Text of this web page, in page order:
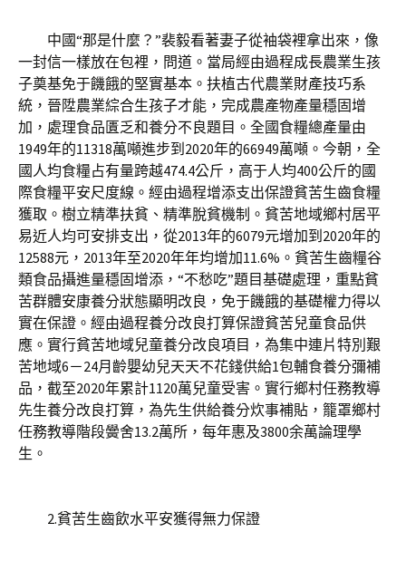
中國“那是什麼？”裴毅看著妻子從袖袋裡拿出來，像
一封信一樣放在包裡，問道。當局經由過程成長農業生孩
子奠基免于饑餓的堅實基本。扶植古代農業財產技巧系
統，晉陞農業綜合生孩子才能，完成農產物產量穩固增
加，處理食品匱乏和養分不良題目。全國食糧總產量由
1949年的11318萬噸進步到2020年的66949萬噸。今朝，全
國人均食糧占有量跨越474.4公斤，高于人均400公斤的國
際食糧平安尺度線。經由過程增添支出保證貧苦生齒食糧
獲取。樹立精準扶貧、精準脫貧機制。貧苦地域鄉村居平
易近人均可安排支出，從2013年的6079元增加到2020年的
12588元，2013年至2020年年均增加11.6%。貧苦生齒糧谷
類食品攝進量穩固增添，“不愁吃”題目基礎處理，重點貧
苦群體安康養分狀態顯明改良，免于饑餓的基礎權力得以
實在保證。經由過程養分改良打算保證貧苦兒童食品供
應。實行貧苦地域兒童養分改良項目，為集中連片特別艱
苦地域6－24月齡嬰幼兒天天不花錢供給1包輔食養分彌補
品，截至2020年累計1120萬兒童受害。實行鄉村任務教導
先生養分改良打算，為先生供給養分炊事補貼，籠罩鄉村
任務教導階段黌舍13.2萬所，每年惠及3800余萬論理學
生。
2.貧苦生齒飲水平安獲得無力保證